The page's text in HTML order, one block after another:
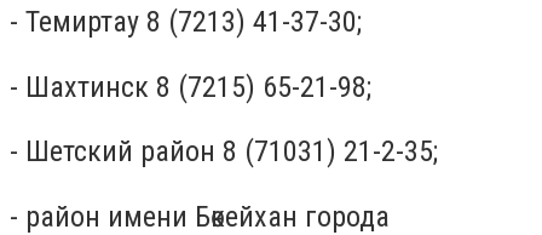
- Темиртау 8 (7213) 41-37-30;
- Шахтинск 8 (7215) 65-21-98;
- Шетский район 8 (71031) 21-2-35;
- район имени Бөкейхан города